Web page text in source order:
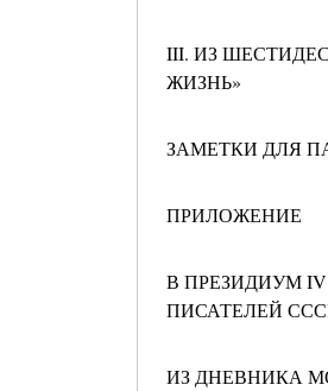
III. ИЗ
ЖИЗНЬ»
ЗАМЕТКИ ДЛЯ
ПРИЛОЖЕНИЕ
В ПРЕЗИДИУМ
ПИСАТЕЛЕЙ
ИЗ ДНЕВНИКА